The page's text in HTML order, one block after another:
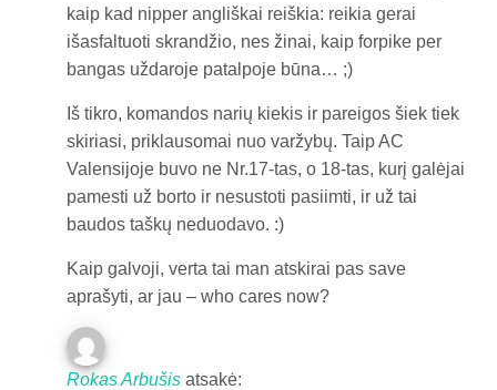
kaip kad nipper angliškai reiškia: reikia gerai
išasfaltuoti skrandžio, nes žinai, kaip forpike per
bangas uždaroje patalpoje būna… ;)
Iš tikro, komandos narių kiekis ir pareigos šiek tiek
skiriasi, priklausomai nuo varžybų. Taip AC
Valensijoje buvo ne Nr.17-tas, o 18-tas, kurį galėjai
pamesti už borto ir nesustoti pasiimti, ir už tai
baudos taškų neduodavo. :)
Kaip galvoji, verta tai man atskirai pas save
aprašyti, ar jau – who cares now?
Rokas Arbušis atsakė: